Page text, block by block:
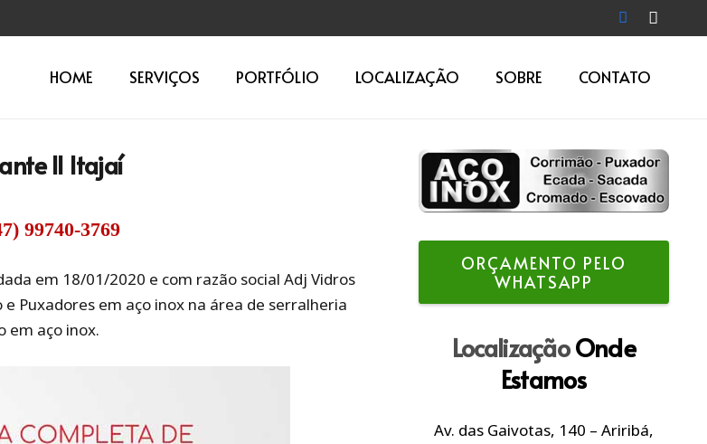
HOME SERVIÇOS PORTFÓLIO LOCALIZAÇÃO SOBRE CONTATO
II Itajaí
99740-3769
em 18/01/2020 e com razão social Adj Vidros
Puxadores em aço inox na área de serralheria
em aço inox.
ORÇAMENTO PELO
WHATSAPP
LocalizaçãoOnde
Estamos
Av. das Gaivotas, 140 – Ariribá,